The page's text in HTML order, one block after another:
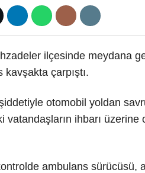
ilçesinde meydana
kavşakta çarpıştı.
otomobil yoldan
vatandaşların ihbarı
ambulans sürücüsü,